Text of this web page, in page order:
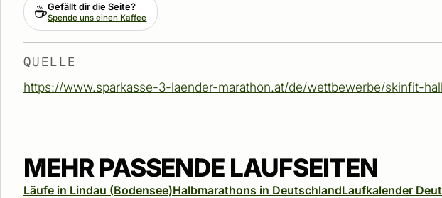
☕Gefällt dir die Seite?
Spende uns einen Kaffee
QUELLE
https://www.sparkasse-3-laender-marathon.at/de/wettbewerbe/skinfit-
MEHR PASSENDE LAUFSEITEN
Läufe in Lindau (Bodensee)Halbmarathons in DeutschlandLaufkalender